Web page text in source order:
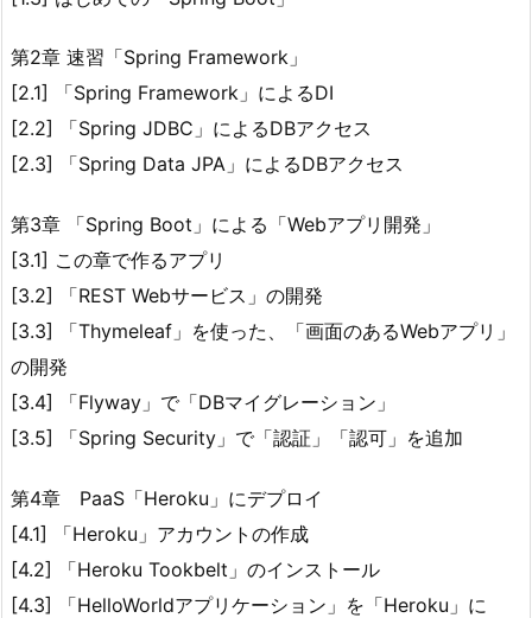
第2章 速習「Spring Framework」
[2.1] 「Spring Framework」によるDI
[2.2] 「Spring JDBC」によるDBアクセス
[2.3] 「Spring Data JPA」によるDBアクセス
第3章 「Spring Boot」による「Webアプリ開発」
[3.1] この章で作るアプリ
[3.2] 「REST Webサービス」の開発
[3.3] 「Thymeleaf」を使った、「画面のあるWebアプリ」
の開発
[3.4] 「Flyway」で「DBマイグレーション」
[3.5] 「Spring Security」で「認証」「認可」を追加
第4章 PaaS「Heroku」にデプロイ
[4.1] 「Heroku」アカウントの作成
[4.2] 「Heroku Tookbelt」のインストール
[4.3] 「HelloWorldアプリケーション」を「Heroku」に